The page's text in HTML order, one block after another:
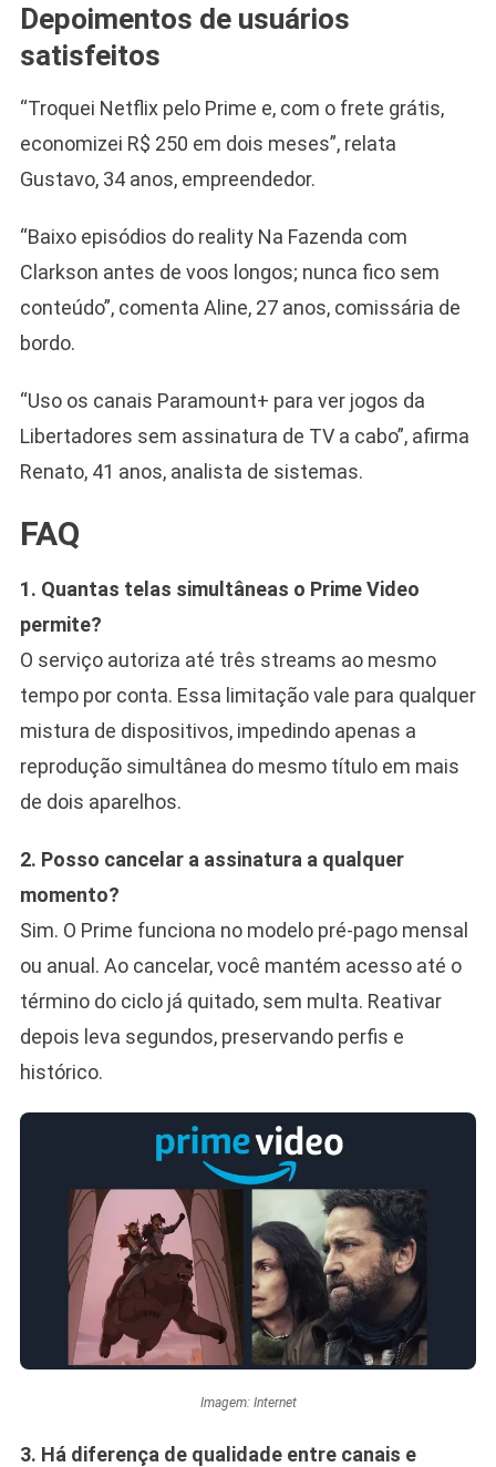
Depoimentos de usuários
satisfeitos
“Troquei Netflix pelo Prime e, com o frete grátis,
economizei R$ 250 em dois meses”, relata
Gustavo, 34 anos, empreendedor.
“Baixo episódios do reality Na Fazenda com
Clarkson antes de voos longos; nunca fico sem
conteúdo”, comenta Aline, 27 anos, comissária de
bordo.
“Uso os canais Paramount+ para ver jogos da
Libertadores sem assinatura de TV a cabo”, afirma
Renato, 41 anos, analista de sistemas.
FAQ
1. Quantas telas simultâneas o Prime Video
permite?
O serviço autoriza até três streams ao mesmo
tempo por conta. Essa limitação vale para qualquer
mistura de dispositivos, impedindo apenas a
reprodução simultânea do mesmo título em mais
de dois aparelhos.
2. Posso cancelar a assinatura a qualquer
momento?
Sim. O Prime funciona no modelo pré-pago mensal
ou anual. Ao cancelar, você mantém acesso até o
término do ciclo já quitado, sem multa. Reativar
depois leva segundos, preservando perfis e
histórico.
Imagem: Internet
3. Há diferença de qualidade entre canais e